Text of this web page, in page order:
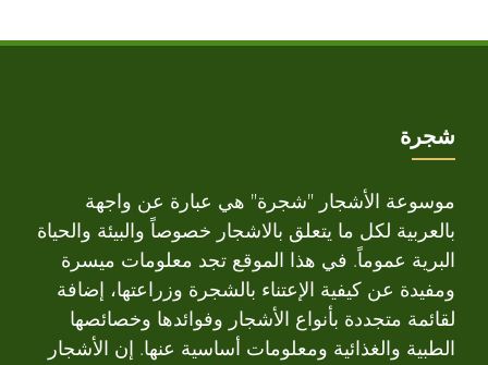
شجرة
موسوعة الأشجار "شجرة" هي عبارة عن واجهة
بالعربية لكل ما يتعلق بالاشجار خصوصاً والبيئة والحياة
البرية عموماً. في هذا الموقع تجد معلومات ميسرة
ومفيدة عن كيفية الإعتناء بالشجرة وزراعتها، إضافة
لقائمة متجددة بأنواع الأشجار وفوائدها وخصائصها
الطبية والغذائية ومعلومات أساسية عنها. إن الأشجار